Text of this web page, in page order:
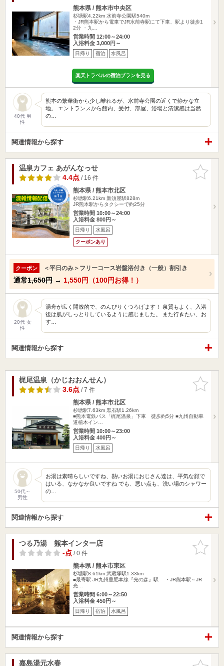
熊本県 / 熊本市中央区
杉塘駅4.22km 水前寺公園駅540m
・JR熊本駅から電車でJR水前寺駅にて下車、駅より徒歩1
2分 ・九…
営業時間 12:00～24:00
入浴料金 3,000円～
日帰り 宿泊 水風呂
楽天トラベルの宿泊プランを見る
40代 男
性
熊本の繁華街から少し離れるが、水前寺公園の近くで静かな立
地。 エントランスから館内、受付、部屋、浴場と清潔感は当然
の…
関連情報から探す
お気に入
りに追加
温泉カフェ あがんなっせ
4.4点/ 16 件
熊本県 / 熊本市北区
杉塘駅6.21km 新須屋駅828m
JR熊本駅からタクシーで約25分
営業時間 10:00～24:00
入浴料金 800円～
日帰り 水風呂
クーポンあり
クーポン ＜平日のみ＞フリーコース岩盤浴付き（一般）割引き
通常1,650円 → 1,550円（100円お得！）
20代 女
性
湯舟が広く開放的で、のんびりくつろげます！ 泉質もよく、入浴
後は肌がしっとりしているように感じました。 また行きたい、お
す…
関連情報から探す
お気に入
りに追加
梶尾温泉（かじおおんせん）
3.6点/ 7 件
熊本県 / 熊本市北区
杉塘駅7.63km 黒石駅1.26km
■熊本電鉄バス「梶尾温泉」下車 徒歩約5分 ■九州自動車
道植木イン…
営業時間 10:00～23:00
入浴料金 400円～
日帰り 水風呂
50代～
男性
お湯は素晴らしいですね、熱いお湯におじさん達は、平気な顔で
はいる、なかなか良いですね でも、悪い点も、洗い場のシャワー
の…
関連情報から探す
お気に入
りに追加
つる乃湯 熊本インター店
-点/ 0 件
熊本県 / 熊本市東区
杉塘駅8.61km 武蔵塚駅1.33km
■最寄駅 JR九州豊肥本線『光の森』駅 ・JR熊本駅～JR
光…
営業時間 6:00～22:50
入浴料金 450円～
日帰り 宿泊 水風呂
関連情報から探す
お気に入
嘉島湯元水春